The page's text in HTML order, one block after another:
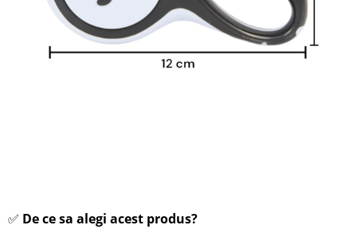
✅ De ce sa alegi acest produs?